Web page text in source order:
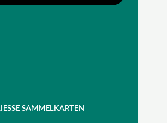
SAMMELKARTEN